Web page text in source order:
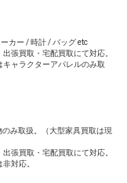
カー / 時計 / バッグ etc
張買取・宅配買取にて対応。
ャラクターアパレルのみ取
み取扱。（大型家具買取は現
張買取・宅配買取にて対応。
対応。